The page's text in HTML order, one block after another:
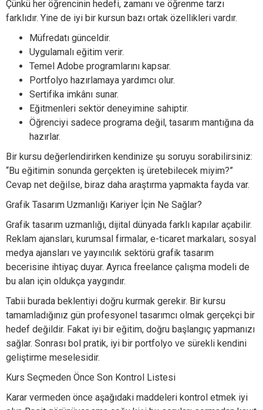
Çünkü her öğrencinin hedefi, zamanı ve öğrenme tarzı
farklıdır. Yine de iyi bir kursun bazı ortak özellikleri vardır.
Müfredatı günceldir.
Uygulamalı eğitim verir.
Temel Adobe programlarını kapsar.
Portfolyo hazırlamaya yardımcı olur.
Sertifika imkânı sunar.
Eğitmenleri sektör deneyimine sahiptir.
Öğrenciyi sadece programa değil, tasarım mantığına da
hazırlar.
Bir kursu değerlendirirken kendinize şu soruyu sorabilirsiniz:
“Bu eğitimin sonunda gerçekten iş üretebilecek miyim?”
Cevap net değilse, biraz daha araştırma yapmakta fayda var.
Grafik Tasarım Uzmanlığı Kariyer İçin Ne Sağlar?
Grafik tasarım uzmanlığı, dijital dünyada farklı kapılar açabilir.
Reklam ajansları, kurumsal firmalar, e-ticaret markaları, sosyal
medya ajansları ve yayıncılık sektörü grafik tasarım
becerisine ihtiyaç duyar. Ayrıca freelance çalışma modeli de
bu alan için oldukça yaygındır.
Tabii burada beklentiyi doğru kurmak gerekir. Bir kursu
tamamladığınız gün profesyonel tasarımcı olmak gerçekçi bir
hedef değildir. Fakat iyi bir eğitim, doğru başlangıç yapmanızı
sağlar. Sonrası bol pratik, iyi bir portfolyo ve sürekli kendini
geliştirme meselesidir.
Kurs Seçmeden Önce Son Kontrol Listesi
Karar vermeden önce aşağıdaki maddeleri kontrol etmek iyi